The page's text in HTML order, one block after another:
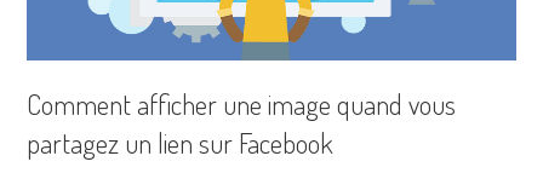
Comment afficher une image quand vous
partagez un lien sur Facebook